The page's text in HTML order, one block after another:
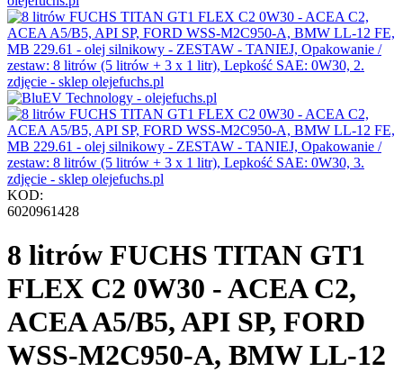
KOD:
6020961428
8 litrów FUCHS TITAN GT1
FLEX C2 0W30 - ACEA C2,
ACEA A5/B5, API SP, FORD
WSS-M2C950-A, BMW LL-12